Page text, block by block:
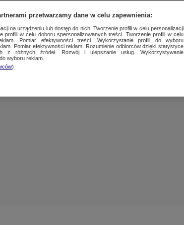
przetwarzamy dane w celu zapewnienia:
na urządzeniu lub dostęp do nich. Tworzenie profili w celu personalizacji
profili w celu doboru spersonalizowanych treści. Tworzenie profili w celu
Pomiar efektywności treści. Wykorzystanie profili do wyboru
Pomiar efektywności reklam. Rozumienie odbiorców dzięki statystyce
z różnych źródeł. Rozwój i ulepszanie usług. Wykorzystywanie
wyboru reklam.